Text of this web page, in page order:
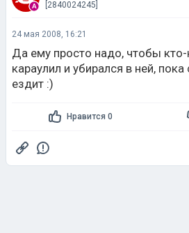
[2840024245]
24 мая 2008, 16:21
Да ему просто надо, чтобы кто-
караулил и убирался в ней,
ездит :)
Нравится 0